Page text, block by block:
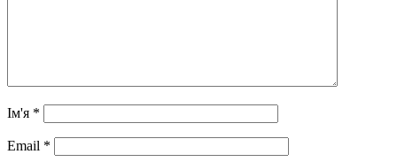
Ім'я *
Email *